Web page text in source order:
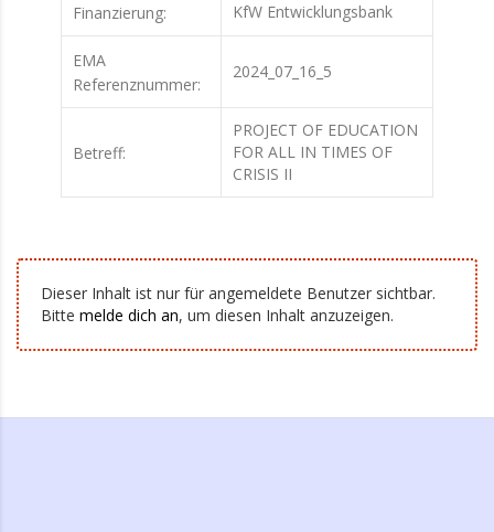
Finanzierung: KfW Entwicklungsbank
EMA
Referenznummer:
2024_07_16_5
Betreff:
PROJECT OF EDUCATION
FOR ALL IN TIMES OF
CRISIS II
Dieser Inhalt ist nur für angemeldete Benutzer sichtbar.
Bitte melde dich an, um diesen Inhalt anzuzeigen.